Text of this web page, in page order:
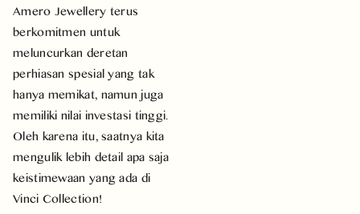
Amero Jewellery terus
berkomitmen untuk
meluncurkan deretan
perhiasan spesial yang tak
hanya memikat, namun juga
memiliki nilai investasi tinggi.
Oleh karena itu, saatnya kita
mengulik lebih detail apa saja
keistimewaan yang ada di
Vinci Collection!